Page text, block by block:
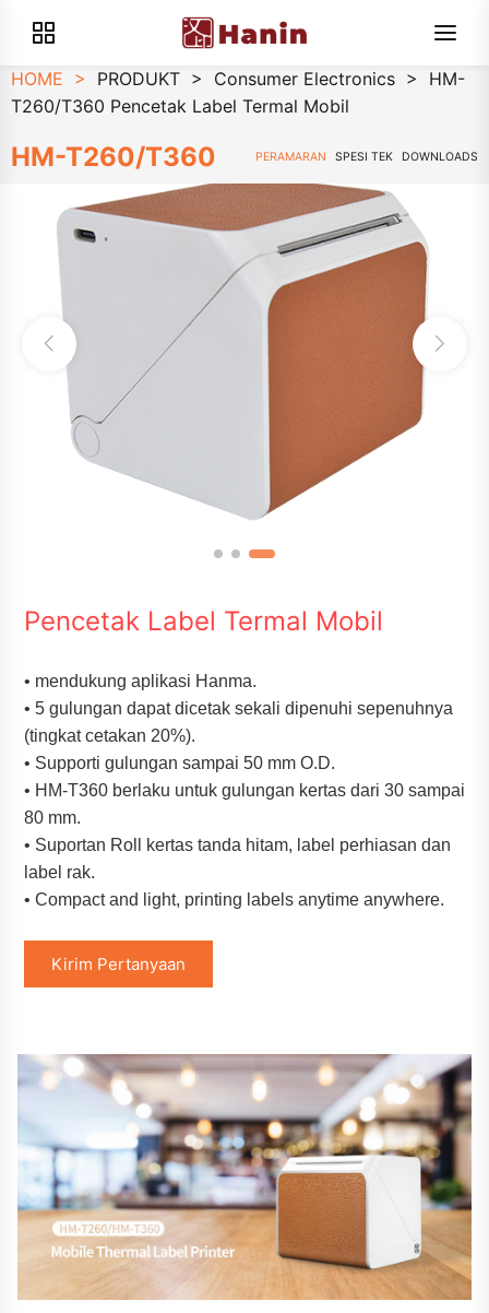
HOME > PRODUKT > Consumer Electronics >
HM-
T260/T360 Pencetak Label Termal Mobil
HM-T260/T360 PERAMARAN SPESI TEK DOWNLOADS
Pencetak Label Termal Mobil
• mendukung aplikasi Hanma.
• 5 gulungan dapat dicetak sekali dipenuhi sepenuhnya
(tingkat cetakan 20%).
• Supporti gulungan sampai 50 mm O.D.
• HM-T360 berlaku untuk gulungan kertas dari 30 sampai
80 mm.
• Suportan Roll kertas tanda hitam, label perhiasan dan
label rak.
• Compact and light, printing labels anytime anywhere.
Kirim Pertanyaan